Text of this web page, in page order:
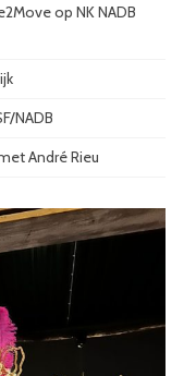
op NK NADB
NADB
André Rieu